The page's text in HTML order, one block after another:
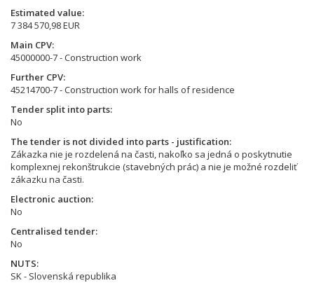
Estimated value
7 384 570,98 EUR
Main CPV
45000000-7 - Construction work
Further CPV
45214700-7 - Construction work for halls of residence
Tender split into parts
No
The tender is not divided into parts - justification
Zákazka nie je rozdelená na časti, nakoľko sa jedná o poskytnutie
komplexnej rekonštrukcie (stavebných prác) a nie je možné rozdeliť
zákazku na časti.
Electronic auction
No
Centralised tender
No
NUTS
SK - Slovenská republika